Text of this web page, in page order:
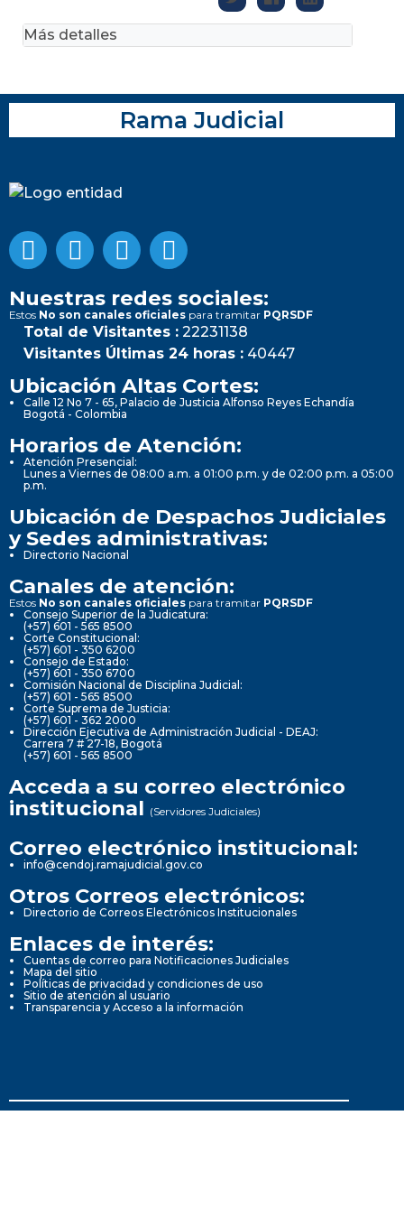
Más detalles
Rama Judicial
Nuestras redes sociales:
Estos No son canales oficiales para tramitar PQRSDF
Total de Visitantes : 22231138
Visitantes Últimas 24 horas : 40447
Ubicación Altas Cortes:
Calle 12 No 7 - 65, Palacio de Justicia Alfonso Reyes Echandía
Bogotá - Colombia
Horarios de Atención:
Atención Presencial:
Lunes a Viernes de 08:00 a.m. a 01:00 p.m. y de 02:00 p.m. a 05:00
p.m.
Ubicación de Despachos Judiciales
y Sedes administrativas:
Directorio Nacional
Canales de atención:
Estos No son canales oficiales para tramitar PQRSDF
Consejo Superior de la Judicatura:
(+57) 601 - 565 8500
Corte Constitucional:
(+57) 601 - 350 6200
Consejo de Estado:
(+57) 601 - 350 6700
Comisión Nacional de Disciplina Judicial:
(+57) 601 - 565 8500
Corte Suprema de Justicia:
(+57) 601 - 362 2000
Dirección Ejecutiva de Administración Judicial - DEAJ:
Carrera 7 # 27-18, Bogotá
(+57) 601 - 565 8500
Acceda a su correo electrónico
institucional (Servidores Judiciales)
Correo electrónico institucional:
info@cendoj.ramajudicial.gov.co
Otros Correos electrónicos:
Directorio de Correos Electrónicos Institucionales
Enlaces de interés:
Cuentas de correo para Notificaciones Judiciales
Mapa del sitio
Políticas de privacidad y condiciones de uso
Sitio de atención al usuario
Transparencia y Acceso a la información